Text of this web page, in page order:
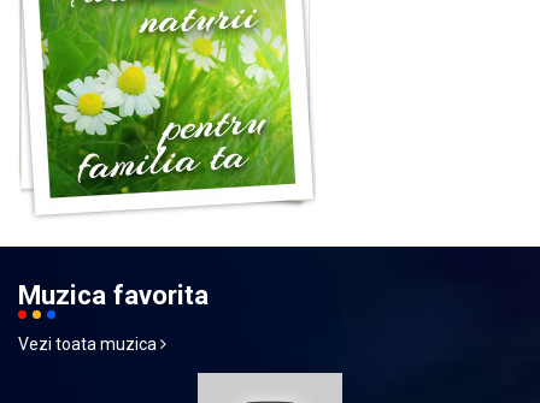
Muzica favorita
Vezi toata muzica